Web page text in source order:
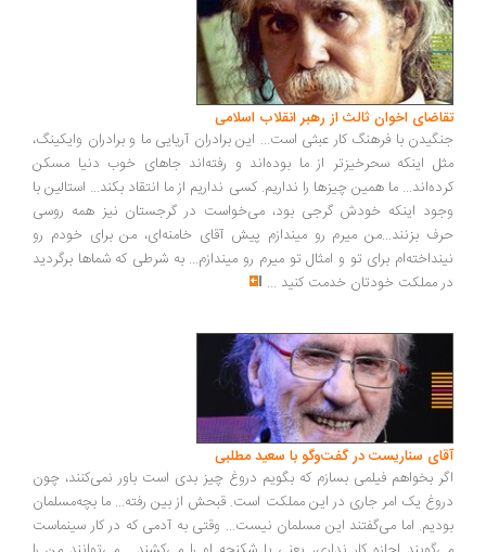
تقاضای اخوان ثالث از رهبر انقلاب اسلامی
جنگیدن با فرهنگ کار عبثی است... این برادران آریایی ما و برادران وایکینگ،
مثل اینکه سحرخیزتر از ما بوده‌اند و رفته‌اند جاهای خوب دنیا مسکن
کرده‌اند... ما همین چیزها را نداریم. کسی نداریم از ما انتقاد بکند... استالین با
وجود اینکه خودش گرجی بود، می‌خواست در گرجستان نیز همه روسی
حرف بزنند...من میرم رو میندازم پیش آقای خامنه‌ای، من برای خودم رو
نینداخته‌ام برای تو و امثال تو میرم رو میندازم... به شرطی که شماها برگردید
در مملکت خودتان خدمت کنید ...
آقای سناریست در گفت‌وگو با سعید مطلبی
اگر بخواهم فیلمی بسازم که بگویم دروغ چیز بدی است باور نمی‌کنند، چون
دروغ یک امر جاری در این مملکت است. قبحش از بین رفته... ما بچه‌مسلمان
بودیم. اما می‌گفتند این مسلمان نیست... وقتی به آدمی که در کار سینماست